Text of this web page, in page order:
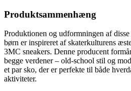
Produktsammenhæng
Produktionen og udformningen af
børn er inspireret af skaterkulturens
3MC sneakers. Denne producent
begge verdener – old-school stil og
et par sko, der er perfekte til både
aktiviteter.